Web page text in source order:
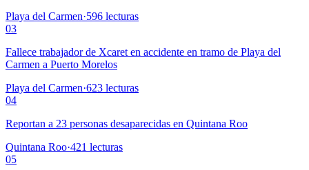
Playa del Carmen·596 lecturas
03
Fallece trabajador de Xcaret en accidente en tramo de Playa del
Carmen a Puerto Morelos
Playa del Carmen·623 lecturas
04
Reportan a 23 personas desaparecidas en Quintana Roo
Quintana Roo·421 lecturas
05